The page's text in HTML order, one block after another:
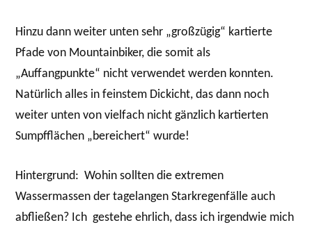
Hinzu dann weiter unten sehr „großzügig“ kartierte
Pfade von Mountainbiker, die somit als
„Auffangpunkte“ nicht verwendet werden konnten.
Natürlich alles in feinstem Dickicht, das dann noch
weiter unten von vielfach nicht gänzlich kartierten
Sumpfflächen „bereichert“ wurde!
Hintergrund: Wohin sollten die extremen
Wassermassen der tagelangen Starkregenfälle auch
abfließen? Ich gestehe ehrlich, dass ich irgendwie mich